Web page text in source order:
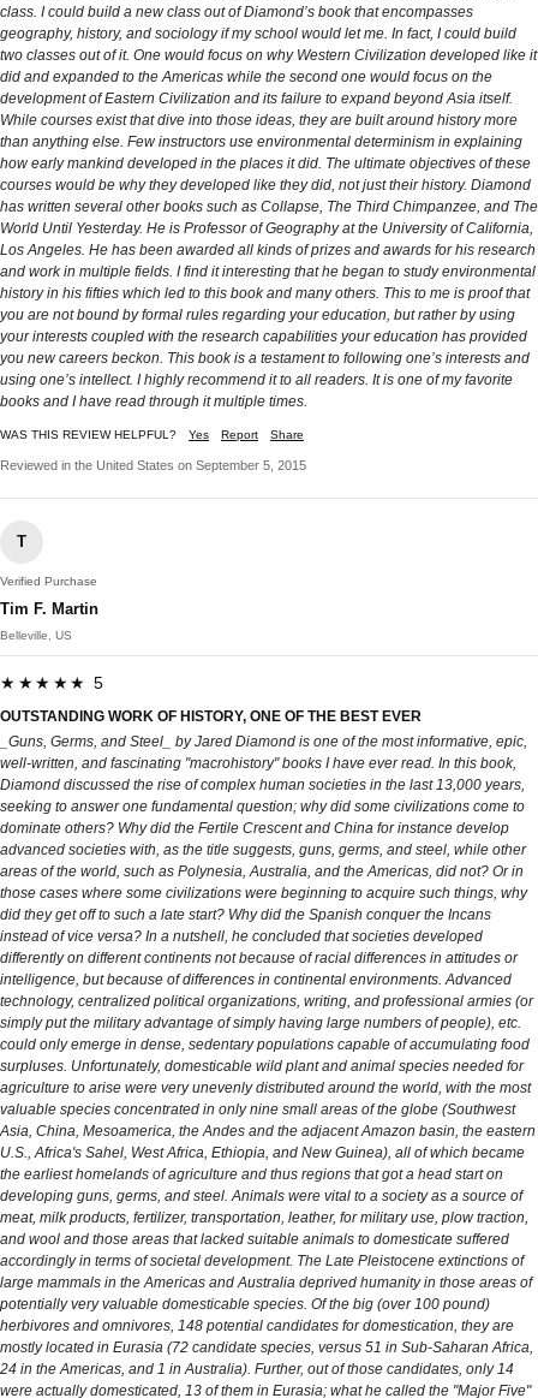
class. I could build a new class out of Diamond’s book that encompasses
geography, history, and sociology if my school would let me. In fact, I could build
two classes out of it. One would focus on why Western Civilization developed like it
did and expanded to the Americas while the second one would focus on the
development of Eastern Civilization and its failure to expand beyond Asia itself.
While courses exist that dive into those ideas, they are built around history more
than anything else. Few instructors use environmental determinism in explaining
how early mankind developed in the places it did. The ultimate objectives of these
courses would be why they developed like they did, not just their history. Diamond
has written several other books such as Collapse, The Third Chimpanzee, and The
World Until Yesterday. He is Professor of Geography at the University of California,
Los Angeles. He has been awarded all kinds of prizes and awards for his research
and work in multiple fields. I find it interesting that he began to study environmental
history in his fifties which led to this book and many others. This to me is proof that
you are not bound by formal rules regarding your education, but rather by using
your interests coupled with the research capabilities your education has provided
you new careers beckon. This book is a testament to following one’s interests and
using one’s intellect. I highly recommend it to all readers. It is one of my favorite
books and I have read through it multiple times.
WAS THIS REVIEW HELPFUL? Yes Report Share
Reviewed in the United States on September 5, 2015
T
Verified Purchase
Tim F. Martin
Belleville, US
★★★★★ 5
OUTSTANDING WORK OF HISTORY, ONE OF THE BEST EVER
_Guns, Germs, and Steel_ by Jared Diamond is one of the most informative, epic,
well-written, and fascinating "macrohistory" books I have ever read. In this book,
Diamond discussed the rise of complex human societies in the last 13,000 years,
seeking to answer one fundamental question; why did some civilizations come to
dominate others? Why did the Fertile Crescent and China for instance develop
advanced societies with, as the title suggests, guns, germs, and steel, while other
areas of the world, such as Polynesia, Australia, and the Americas, did not? Or in
those cases where some civilizations were beginning to acquire such things, why
did they get off to such a late start? Why did the Spanish conquer the Incans
instead of vice versa? In a nutshell, he concluded that societies developed
differently on different continents not because of racial differences in attitudes or
intelligence, but because of differences in continental environments. Advanced
technology, centralized political organizations, writing, and professional armies (or
simply put the military advantage of simply having large numbers of people), etc.
could only emerge in dense, sedentary populations capable of accumulating food
surpluses. Unfortunately, domesticable wild plant and animal species needed for
agriculture to arise were very unevenly distributed around the world, with the most
valuable species concentrated in only nine small areas of the globe (Southwest
Asia, China, Mesoamerica, the Andes and the adjacent Amazon basin, the eastern
U.S., Africa's Sahel, West Africa, Ethiopia, and New Guinea), all of which became
the earliest homelands of agriculture and thus regions that got a head start on
developing guns, germs, and steel. Animals were vital to a society as a source of
meat, milk products, fertilizer, transportation, leather, for military use, plow traction,
and wool and those areas that lacked suitable animals to domesticate suffered
accordingly in terms of societal development. The Late Pleistocene extinctions of
large mammals in the Americas and Australia deprived humanity in those areas of
potentially very valuable domesticable species. Of the big (over 100 pound)
herbivores and omnivores, 148 potential candidates for domestication, they are
mostly located in Eurasia (72 candidate species, versus 51 in Sub-Saharan Africa,
24 in the Americas, and 1 in Australia). Further, out of those candidates, only 14
were actually domesticated, 13 of them in Eurasia; what he called the "Major Five"